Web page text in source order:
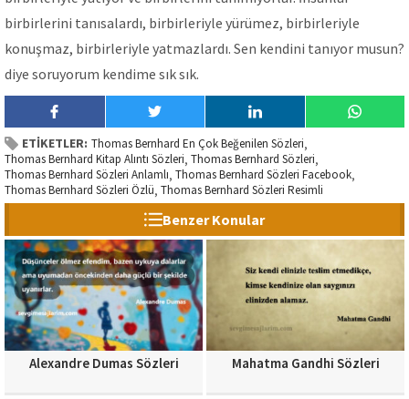
birbirlerini tanısalardı, birbirleriyle yürümez, birbirleriyle
konuşmaz, birbirleriyle yatmazlardı. Sen kendini tanıyor musun?
diye soruyorum kendime sık sık.
ETİKETLER: Thomas Bernhard En Çok Beğenilen Sözleri,
Thomas Bernhard Kitap Alıntı Sözleri, Thomas Bernhard Sözleri,
Thomas Bernhard Sözleri Anlamlı, Thomas Bernhard Sözleri Facebook,
Thomas Bernhard Sözleri Özlü, Thomas Bernhard Sözleri Resimli
Benzer Konular
Alexandre Dumas Sözleri Mahatma Gandhi Sözleri